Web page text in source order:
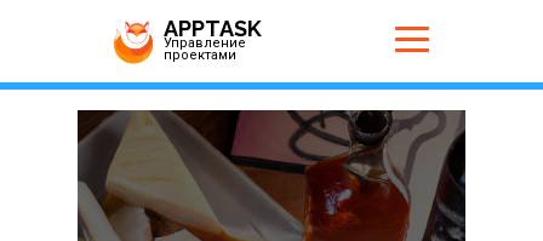
APPTASK
Управление
проектами